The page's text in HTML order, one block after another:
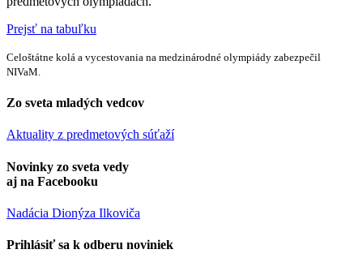
Prejsť na tabuľku
Celoštátne kolá a vycestovania na medzinárodné olympiády zabezpečil
NIVaM.
Zo sveta mladých vedcov
Aktuality z predmetových súťaží
Novinky zo sveta vedy
aj na Facebooku
Nadácia Dionýza Ilkoviča
Prihlásiť sa k odberu noviniek